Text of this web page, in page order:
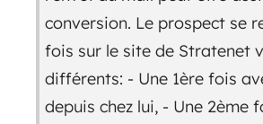
conversion. Le prospect se
fois sur le site de Stratenet
différents: - Une 1ère fois
depuis chez lui, - Une 2ème